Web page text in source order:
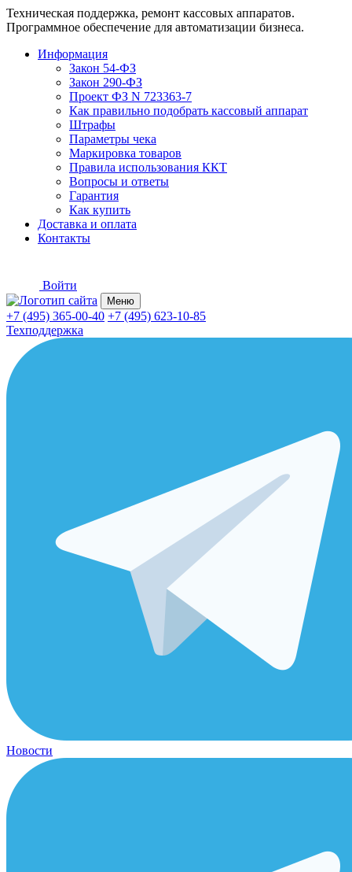
Техническая поддержка, ремонт кассовых аппаратов.
Программное обеспечение для автоматизации бизнеса.
Информация
Закон 54-ФЗ
Закон 290-ФЗ
Проект ФЗ N 723363-7
Как правильно подобрать кассовый аппарат
Штрафы
Параметры чека
Маркировка товаров
Правила использования ККТ
Вопросы и ответы
Гарантия
Как купить
Доставка и оплата
Контакты
Войти
Меню
+7 (495) 365-00-40 +7 (495) 623-10-85
Техподдержка
Новости